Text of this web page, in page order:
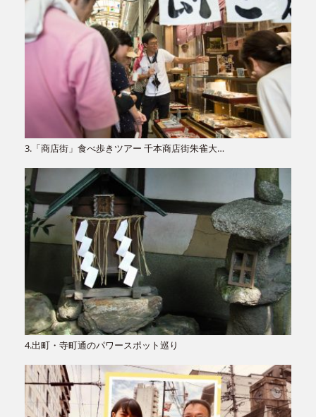
3.「商店街」食べ歩きツアー 千本商店街朱雀大…
4.出町・寺町通のパワースポット巡り